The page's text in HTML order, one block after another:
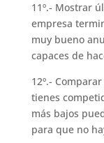
11º.- Mostrar
empresa
muy bueno
capaces de
12º.-
tienes
más bajos
para que no